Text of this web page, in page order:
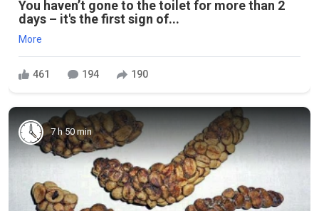
You haven’t gone to the toilet for more than 2
days – it's the first sign of...
More
461 194 190
7 h 50 min